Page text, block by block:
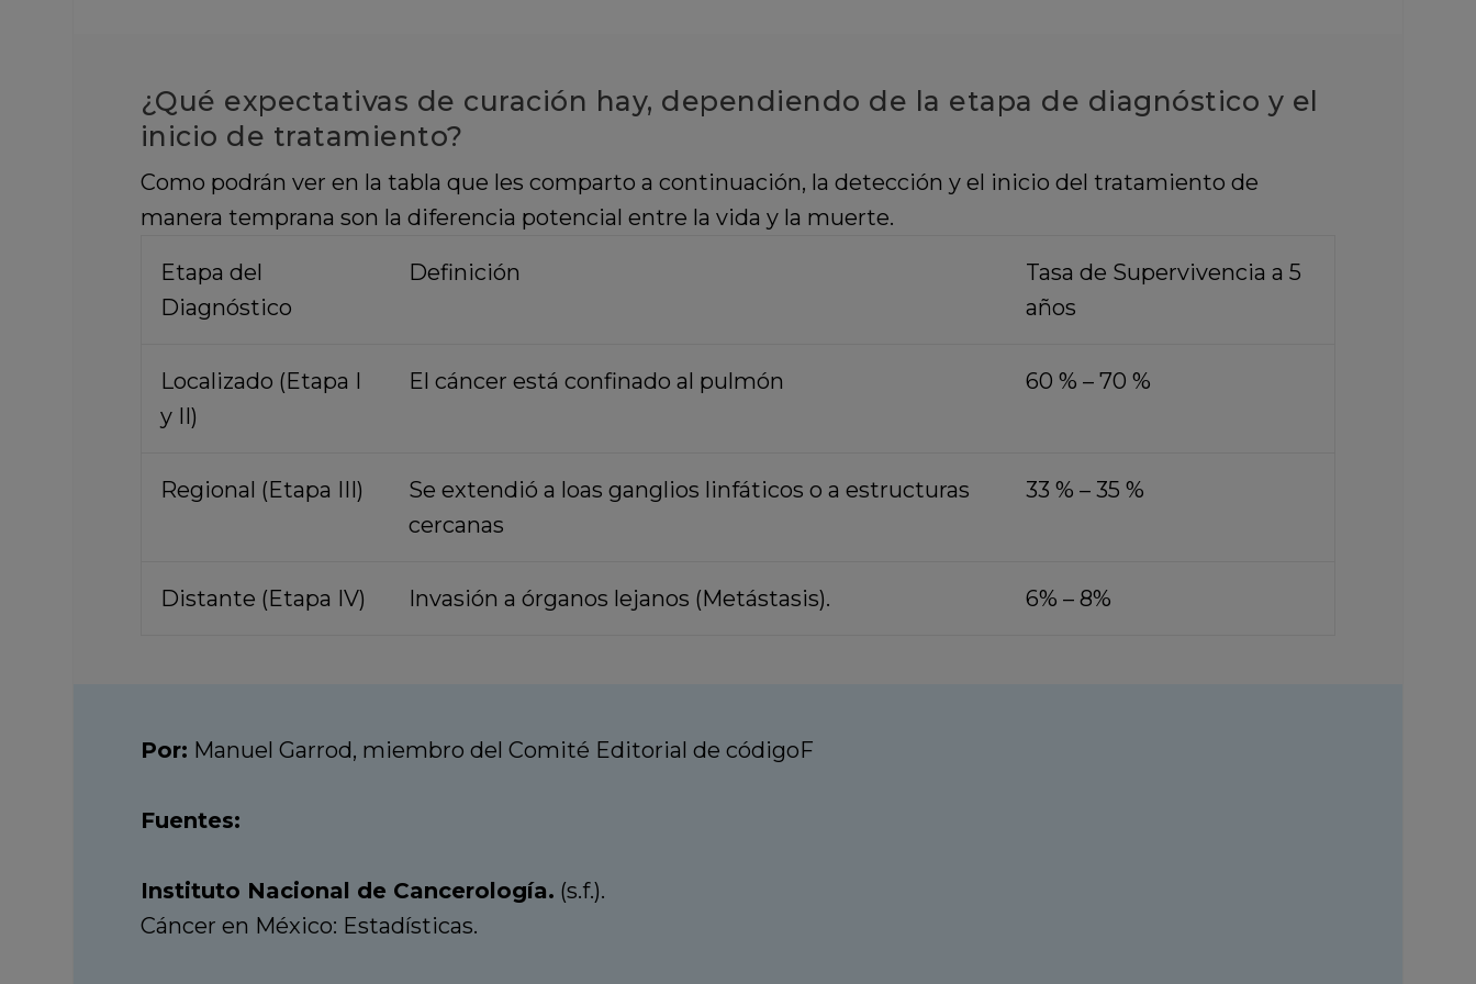
¿Qué expectativas de curación hay, dependiendo de la etapa de diagnóstico y el
inicio de tratamiento?
Como podrán ver en la tabla que les comparto a continuación, la detección y el inicio del tratamiento de
manera temprana son la diferencia potencial entre la vida y la muerte.
Etapa del
Diagnóstico
Definición
Tasa de Supervivencia a 5
años
Localizado (Etapa I
y II)
El cáncer está confinado al pulmón 60 % – 70 %
Regional (Etapa III)
Se extendió a loas ganglios linfáticos o a estructuras
cercanas
33 % – 35 %
Distante (Etapa IV) Invasión a órganos lejanos (Metástasis). 6% – 8%
Por: Manuel Garrod, miembro del Comité Editorial de códigoF
Fuentes:
Instituto Nacional de Cancerología. (s.f.).
Cáncer en México: Estadísticas.